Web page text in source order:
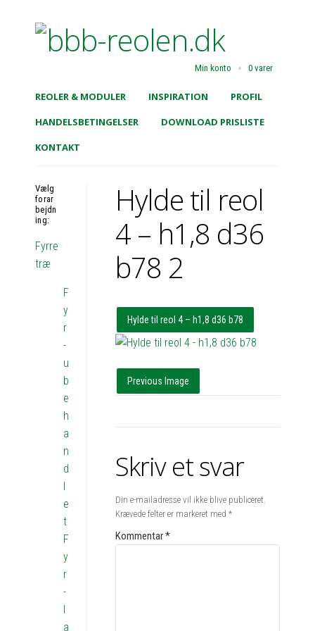
Min konto 0 varer
REOLER & MODULER INSPIRATION
PROFIL
HANDELSBETINGELSER
DOWNLOAD PRISLISTE
KONTAKT
Hylde til reol
4 – h1,8 d36
b78 2
Hylde til reol 4 – h1,8 d36 b78
Previous Image
Skriv et svar
Din e-mailadresse vil ikke blive publiceret.
Krævede felter er markeret med*
Kommentar*
Vælg
forar
bejdn
ing:
Fyrre
træ
F
y
r
-
u
b
e
h
a
n
d
l
e
t
F
y
r
-
l
a